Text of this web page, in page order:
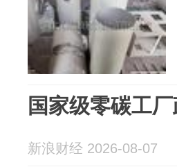
国家级零碳工
新浪财经 2026-08-07